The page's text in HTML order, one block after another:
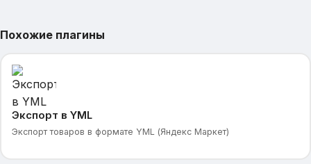
Похожие плагины
Экспорт в YML
Экспорт товаров в формате YML (Яндекс Маркет)